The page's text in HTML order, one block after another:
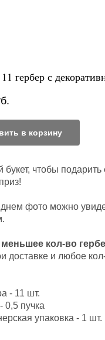
гербер с
в корзину
букет, чтобы
фото можно
меньшее кол-во
доставке и любое
- 11 шт.
0,5 пучка
упаковка - 1 шт.